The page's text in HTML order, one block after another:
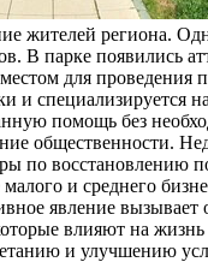
жителей региона.
В парке появились
для
и
помощь без
общественности.
по
и среднего
явление
влияют на
и улучшению